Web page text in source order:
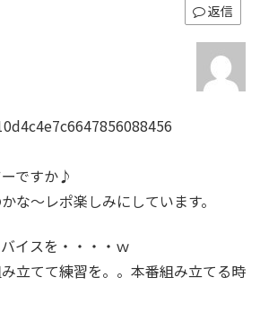
返信
ですか♪
な～レポ楽しみにしています。
イスを・・・・ｗ
立てて練習を。。本番組み立てる時